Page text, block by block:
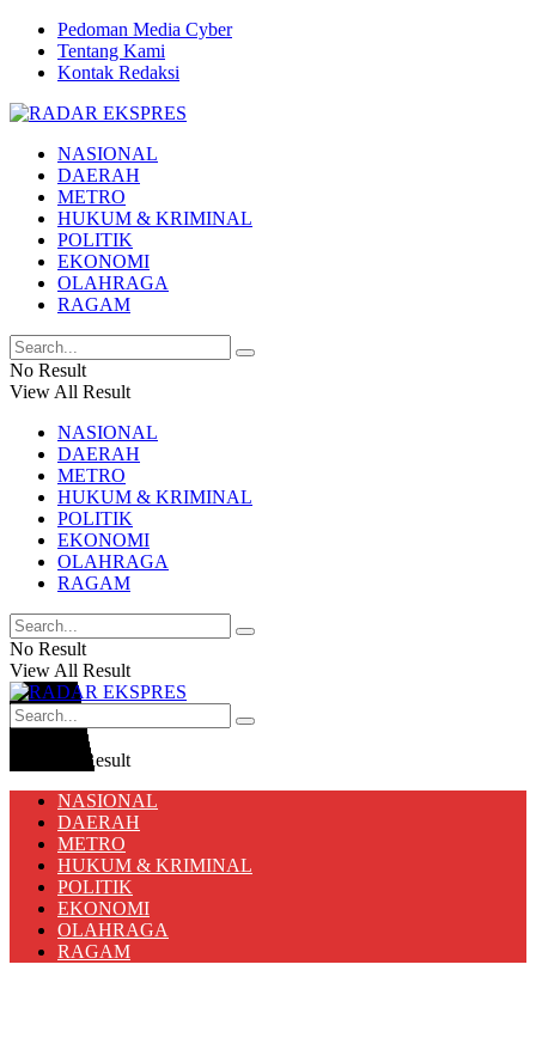
Pedoman Media Cyber
Tentang Kami
Kontak Redaksi
NASIONAL
DAERAH
METRO
HUKUM & KRIMINAL
POLITIK
EKONOMI
OLAHRAGA
RAGAM
No Result
View All Result
NASIONAL
DAERAH
METRO
HUKUM & KRIMINAL
POLITIK
EKONOMI
OLAHRAGA
RAGAM
No Result
View All Result
View All Result
NASIONAL
DAERAH
METRO
HUKUM & KRIMINAL
POLITIK
EKONOMI
OLAHRAGA
RAGAM